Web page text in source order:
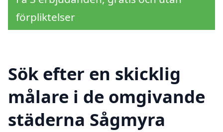
förpliktelser
Sök efter en skicklig
målare i de omgivande
städerna Sågmyra